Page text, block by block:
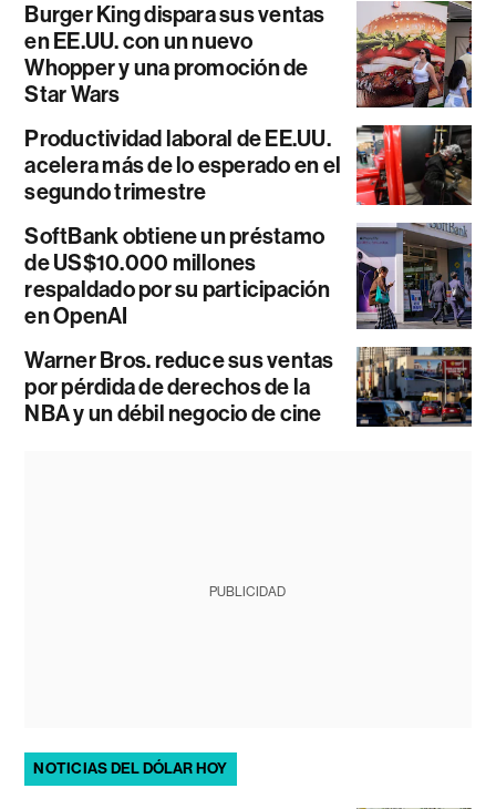
Burger King dispara sus ventas
en EE.UU. con un nuevo
Whopper y una promoción de
Star Wars
Productividad laboral de EE.UU.
acelera más de lo esperado en el
segundo trimestre
SoftBank obtiene un préstamo
de US$10.000 millones
respaldado por su participación
en OpenAI
Warner Bros. reduce sus ventas
por pérdida de derechos de la
NBA y un débil negocio de cine
PUBLICIDAD
NOTICIAS DEL DÓLAR HOY